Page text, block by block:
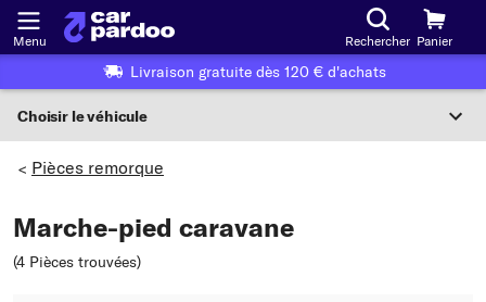
Menu Rechercher Panier
Livraison gratuite dès 120 € d'achats
Choisir le véhicule
> Pièces remorque
Marche-pied caravane
(4 Pièces trouvées)